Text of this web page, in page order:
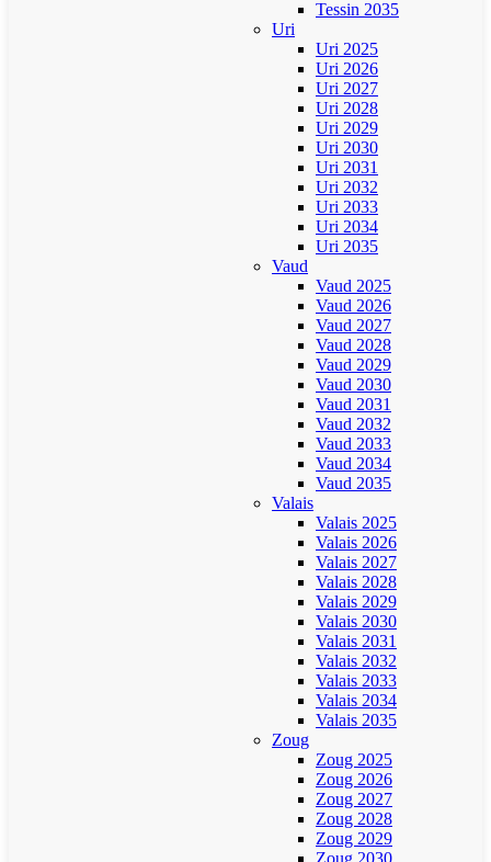
Tessin 2035
Uri
Uri 2025
Uri 2026
Uri 2027
Uri 2028
Uri 2029
Uri 2030
Uri 2031
Uri 2032
Uri 2033
Uri 2034
Uri 2035
Vaud
Vaud 2025
Vaud 2026
Vaud 2027
Vaud 2028
Vaud 2029
Vaud 2030
Vaud 2031
Vaud 2032
Vaud 2033
Vaud 2034
Vaud 2035
Valais
Valais 2025
Valais 2026
Valais 2027
Valais 2028
Valais 2029
Valais 2030
Valais 2031
Valais 2032
Valais 2033
Valais 2034
Valais 2035
Zoug
Zoug 2025
Zoug 2026
Zoug 2027
Zoug 2028
Zoug 2029
Zoug 2030